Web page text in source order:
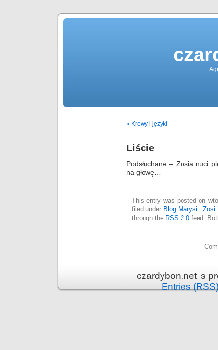
« Krowy i języki
Liście
Podsłuchane – Zosia nuci
na głowę…
This entry was posted on
filed under Blog Marysi i Zosi
through the RSS 2.0 feed.
czardybon.net is
Entries (RSS)